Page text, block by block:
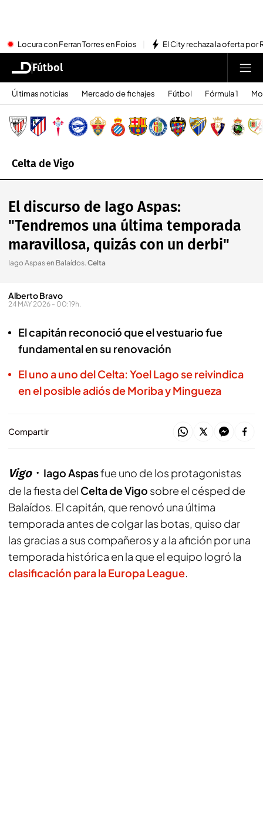
Locura con Ferran Torres en Foios El City rechaza la oferta por
Fútbol
Últimas noticias Mercado de fichajes Fútbol Fórmula 1
Celta de Vigo
El discurso de Iago Aspas:
"Tendremos una última temporada
maravillosa, quizás con un derbi"
Iago Aspas en Balaídos.Celta
Alberto Bravo
24 MAY 2026 - 00:19h.
El capitán reconoció que el vestuario fue
fundamental en su renovación
El uno a uno del Celta: Yoel Lago se reivindica
en el posible adiós de Moriba y Mingueza
Compartir
Vigo Iago Aspasfue uno de los protagonistas
de la fiesta del Celta de Vigo sobre el césped de
Balaídos. El capitán, que renovó una última
temporada antes de colgar las botas, quiso dar
las gracias a sus compañeros y a la afición por una
temporada histórica en la que el equipo logró la
clasificación para la Europa League.